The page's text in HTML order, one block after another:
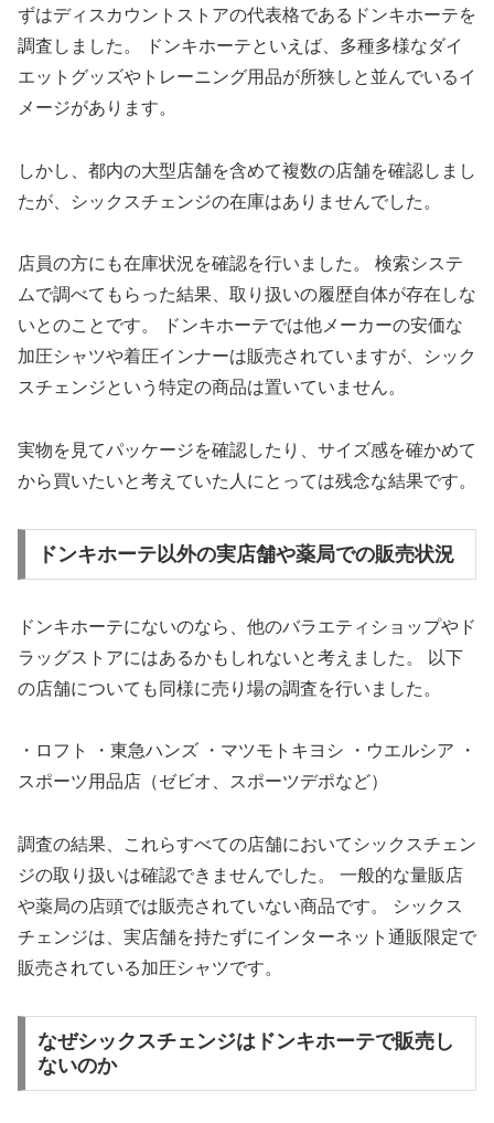
ずはディスカウントストアの代表格であるドンキホーテを
調査しました。 ドンキホーテといえば、多種多様なダイ
エットグッズやトレーニング用品が所狭しと並んでいるイ
メージがあります。
しかし、都内の大型店舗を含めて複数の店舗を確認しまし
たが、シックスチェンジの在庫はありませんでした。
店員の方にも在庫状況を確認を行いました。 検索システ
ムで調べてもらった結果、取り扱いの履歴自体が存在しな
いとのことです。 ドンキホーテでは他メーカーの安価な
加圧シャツや着圧インナーは販売されていますが、シック
スチェンジという特定の商品は置いていません。
実物を見てパッケージを確認したり、サイズ感を確かめて
から買いたいと考えていた人にとっては残念な結果です。
ドンキホーテ以外の実店舗や薬局での販売状況
ドンキホーテにないのなら、他のバラエティショップやド
ラッグストアにはあるかもしれないと考えました。 以下
の店舗についても同様に売り場の調査を行いました。
・ロフト ・東急ハンズ ・マツモトキヨシ ・ウエルシア ・
スポーツ用品店（ゼビオ、スポーツデポなど）
調査の結果、これらすべての店舗においてシックスチェン
ジの取り扱いは確認できませんでした。 一般的な量販店
や薬局の店頭では販売されていない商品です。 シックス
チェンジは、実店舗を持たずにインターネット通販限定で
販売されている加圧シャツです。
なぜシックスチェンジはドンキホーテで販売し
ないのか